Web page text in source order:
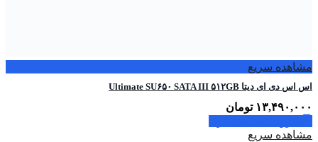
مشاهده سریع
اس اس دی ای دیتا Ultimate SU۶۵۰ SATA III ۵۱۲GB
۱۳,۴۹۰,۰۰۰ تومان
مشاهده سریع